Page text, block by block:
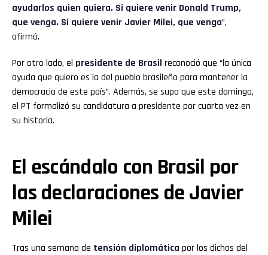
ayudarlos quien quiera. Si quiere venir Donald Trump,
que venga. Si quiere venir Javier Milei, que venga”,
afirmó.
Por otro lado, el presidente de Brasil reconoció que “la única
ayuda que quiero es la del pueblo brasileño para mantener la
democracia de este país”. Además, se supo que este domingo,
el PT formalizó su candidatura a presidente por cuarta vez en
su historia.
El escándalo con Brasil por
las declaraciones de Javier
Milei
Tras una semana de tensión diplomática por los dichos del